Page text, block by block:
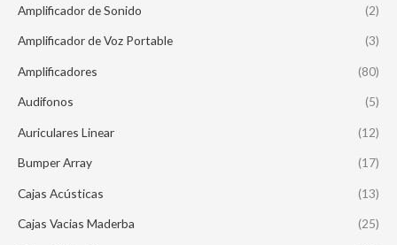
Amplificador de Sonido (2)
Amplificador de Voz Portable (3)
Amplificadores (80)
Audifonos (5)
Auriculares Linear (12)
Bumper Array (17)
Cajas Acústicas (13)
Cajas Vacias Maderba (25)